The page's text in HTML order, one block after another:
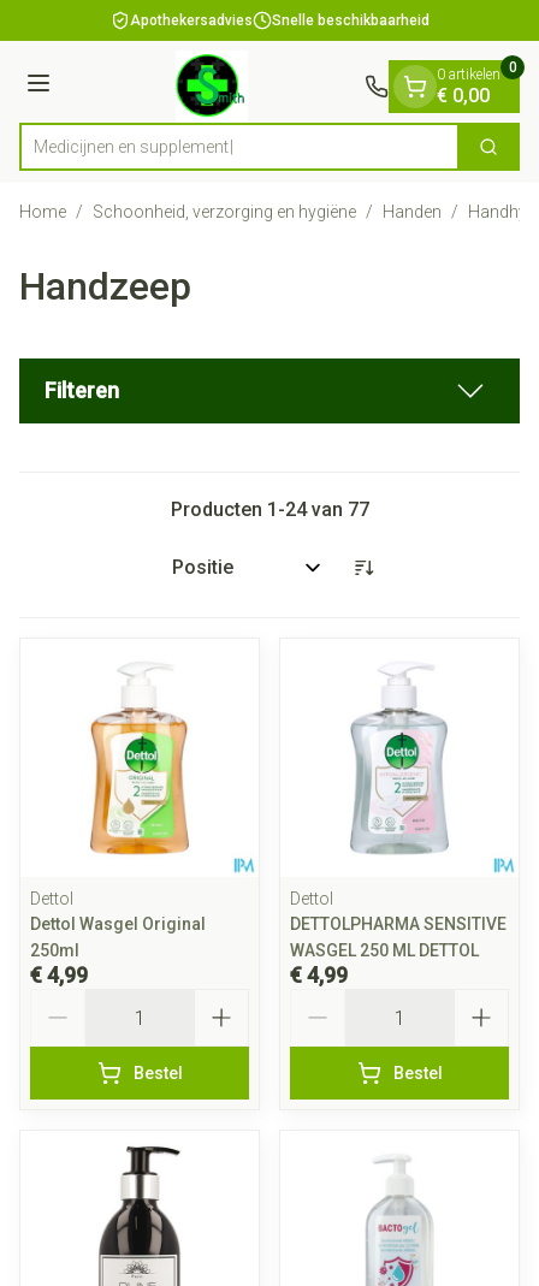
Ga naar de inhoudApothekersadvies Snelle beschikbaarheid
Menu
Product, merk, categorie...
Medici Zoek
0 artikelen
€ 0,00
0
Home / Schoonheid, verzorging en hygiëne / Handen /
Handzeep
Filteren
Producten 1 -24van 77
Sorteer op:
Dettol
Dettol Wasgel Original
250ml
€ 4,99
Bestel
Dettol
DETTOLPHARMA SENSITIVE
WASGEL 250 ML DETTOL
€ 4,99
Bestel